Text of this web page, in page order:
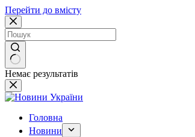
Перейти до вмісту
Немає результатів
Головна
Новини